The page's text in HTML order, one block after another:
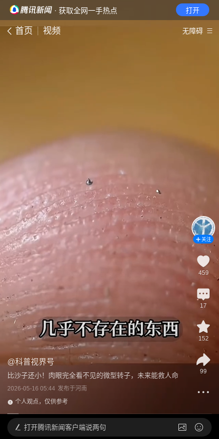
· 获取全网一手热点 打开
首页 视频 无障碍
@科普视界号
比沙子还小！肉眼完全看不见的微型转子，未来能救人命
2026-05-16 05:44 发布于河南
个人观点，仅供参考
关注
459
17
152
99
打开腾讯新闻客户端说两句